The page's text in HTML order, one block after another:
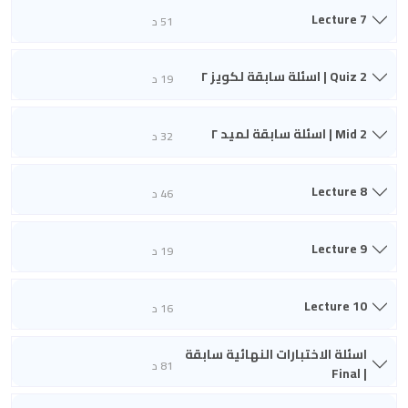
Lecture 7 51 د
Quiz 2 | اسئلة سابقة لكويز ٢ 19 د
Mid 2 | اسئلة سابقة لميد ٢ 32 د
Lecture 8 46 د
Lecture 9 19 د
Lecture 10 16 د
اسئلة الاختبارات النهائية سابقة
| Final
81 د